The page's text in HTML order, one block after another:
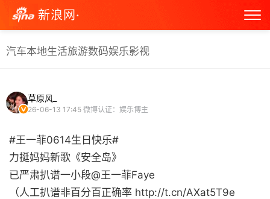
新浪网·
汽车本地生活旅游数码娱乐影视
草原风_
26-06-13 17:45 微博认证：娱乐博主
#王一菲0614生日快乐#
力挺妈妈新歌《安全岛》
已严肃扒谱一小段@王一菲Faye
（人工扒谱非百分百正确率 http://t.cn/AXat5T9e ​